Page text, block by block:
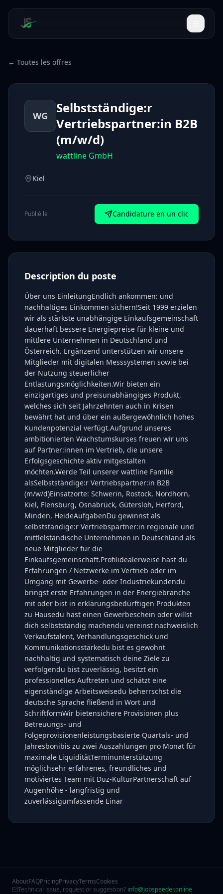
← Toutes les offres
WG
Selbstständige:r
Vertriebspartner:in B2B
(m/w/d)
wattline GmbH
Kiel
Publié le Candidature en un clic
Description du poste
Über uns EinleitungEndlich ankommen: und
nachhaltiges Einkommen sichern!Seit 1999 erzielen
wir als stärkste unabhängige Einkaufsgemeinschaft
dauerhaft bessere Energiepreise für kleine und
mittlere Unternehmen in Deutschland und
Österreich. Ergänzend unterstützen wir unsere
Mitglieder mit digitalen Messsystemen sowie bei
der Nutzung steuerlicher
Entlastungsmöglichkeiten.Wir bieten ein
einzigartiges und preisunabhängiges Produkt,
welches sich seit Jahrzehnten auch in Krisen
bewährt hat und über ein außergewöhnlich hohes
Kundenpotenzial verfügt.Aufgrund unseres
ambitionierten Wachstumskurses freuen wir uns
auf Partner:innen im Vertrieb, die unsere
Erfolgsgeschichte aktiv mitgestalten
möchten.Werde Teil unserer wattline Familie
alsSelbstständige:r Vertriebspartner:in B2B
(m/w/d)Einsatzorte: Schwerin, Rostock, Nordhorn,
Kiel, Flensburg, Osnabrück, Gütersloh, Herford,
Minden, HeideAufgabenDu gewinnst als
selbstständige:r Vertriebspartner:in regionale und
mittlelständische Unternehmen in Deutschland als
neue Mitglieder für die
Einkaufsgemeinschaft.Profilidealerweise hast du
Erfahrungen / Netzwerke im Vertrieb oder im
Umgang mit Gewerbe- oder Industriekundendu
bringst erste Erfahrungen in der Energiebranche
mit oder bist in erklärungsbedürftigen Produkten
zu Hausedu hast einen Gewerbeschein oder willst
dich selbstständig machendu vereinst nachweislich
Verkaufstalent, Verhandlungsgeschick und
Kommunikationsstärkedu bist es gewohnt
nachhaltig und systematisch deine Ziele zu
verfolgendu bist zuverlässig, besitzt ein
professionelles Auftreten und schätzt eine
eigenständige Arbeitsweisedu beherrschst die
deutsche Sprache fließend in Wort und
SchriftformWir bietensichere Provisionen plus
Betreuungs- und
Folgeprovisionenleistungsbasierte Quartals- und
Jahresbonibis zu zwei Auszahlungen pro Monat für
maximale LiquiditätTerminunterstützung
möglichsehr erfahrenes, freundliches und
motiviertes Team mit Duz-KulturPartnerschaft auf
Augenhöhe - langfristig und
zuverlässigumfassende Einar
AboutFAQPricingPrivacyTermsCookies
Technical issue, request or suggestion? info@jobspeeder.online